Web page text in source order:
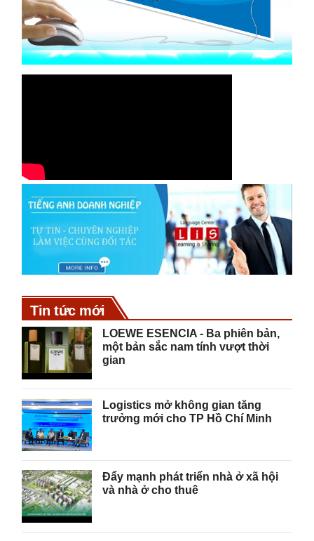
Tin tức mới
LOEWE ESENCIA - Ba phiên bản,
một bản sắc nam tính vượt thời
gian
Logistics mở không gian tăng
trưởng mới cho TP Hồ Chí Minh
Đẩy mạnh phát triển nhà ở xã hội
và nhà ở cho thuê